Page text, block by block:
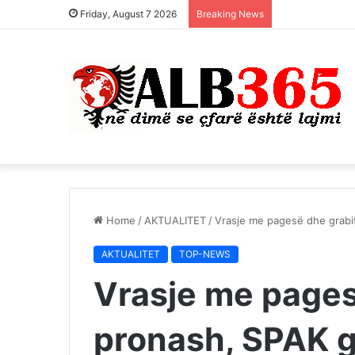
Friday, August 7 2026 Breaking News
Home / AKTUALITET /Vrasje me pagesë dhe
AKTUALITET TOP-NEWS
Vrasje me
pronash, SPAK